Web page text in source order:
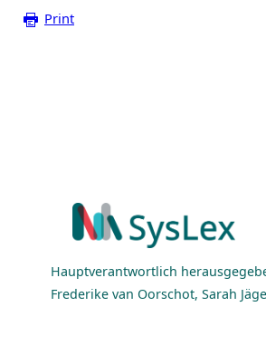
Print
Hauptverantwortlich
Frederike van Oorschot, Sarah